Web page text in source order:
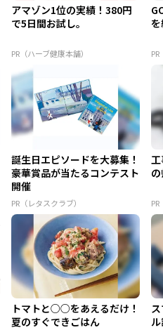
アマゾン1位の実績！380円
で5日間お試し。
PR（ハーブ健康本舗） PR
誕生日エピソードを大募集！
豪華賞品が当たるコンテスト
開催
PR（レタスクラブ） PR
トマトと○○をあえるだけ！
夏のすぐできごはん
ル